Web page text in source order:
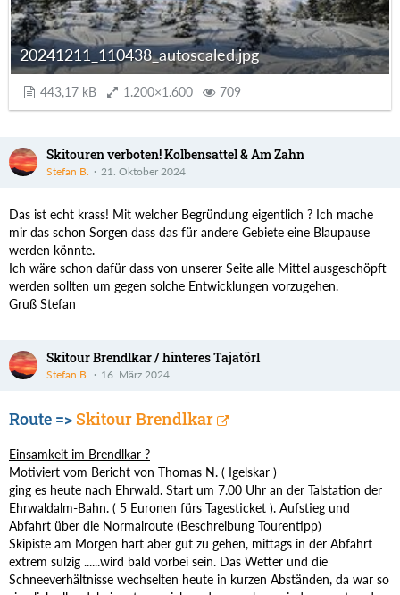
20241211_110438_autoscaled.jpg
443,17 kB 1.200×1.600 709
Skitouren verboten! Kolbensattel & Am Zahn
Stefan B. 21. Oktober 2024
Das ist echt krass! Mit welcher Begründung eigentlich ? Ich mache
mir das schon Sorgen dass das für andere Gebiete eine Blaupause
werden könnte.
Ich wäre schon dafür dass von unserer Seite alle Mittel ausgeschöpft
werden sollten um gegen solche Entwicklungen vorzugehen.
Gruß Stefan
Skitour Brendlkar / hinteres Tajatörl
Stefan B. 16. März 2024
Route => Skitour Brendlkar
Einsamkeit im Brendlkar ?
Motiviert vom Bericht von Thomas N. ( Igelskar )
ging es heute nach Ehrwald. Start um 7.00 Uhr an der Talstation der
Ehrwaldalm-Bahn. ( 5 Euronen fürs Tagesticket ). Aufstieg und
Abfahrt über die Normalroute (Beschreibung Tourentipp)
Skipiste am Morgen hart aber gut zu gehen, mittags in der Abfahrt
extrem sulzig ......wird bald vorbei sein. Das Wetter und die
Schneeverhältnisse wechselten heute in kurzen Abständen, da war so